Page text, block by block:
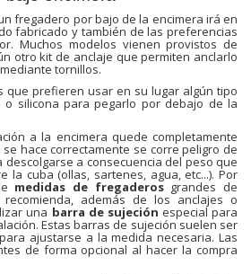
fregadero por bajo de la encimera irá en
fabricado y también de las preferencias
Muchos modelos vienen provistos de
otro kit de anclaje que permiten anclarlo
tornillos.
que prefieren usar en su lugar algún tipo
o silicona para pegarlo por debajo de la
a la encimera quede completamente
hace correctamente se corre peligro de
a consecuencia del peso que
la cuba (ollas, sartenes, agua, etc...). Por
medidas de fregaderosgrandes de
además de los anclajes o
una barra de sujeción especial para
Estas barras de sujeción suelen ser
ajustarse a la medida necesaria. Las
de forma opcional al hacer la compra